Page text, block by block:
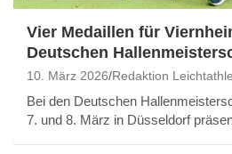
Vier Medaillen für
Deutschen
10. März 2026 Redaktion
Bei den Deutschen
7. und 8. März in Düsseldorf